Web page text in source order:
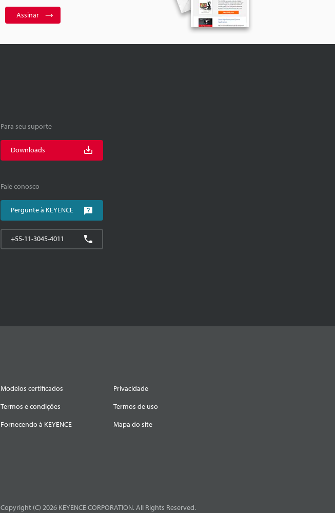
Assinar
Para seu suporte
Downloads
Fale conosco
Pergunte à KEYENCE
+55-11-3045-4011
Modelos certificados
Privacidade
Termos e condições
Termos de uso
Fornecendo à KEYENCE
Mapa do site
Copyright (C) 2026 KEYENCE CORPORATION. All Rights Reserved.